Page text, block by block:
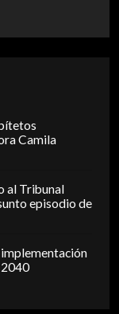
Camila
al Tribunal
episodio de
2040